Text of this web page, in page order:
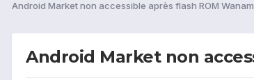
Android Market non accessible après flash ROM
Android Market non